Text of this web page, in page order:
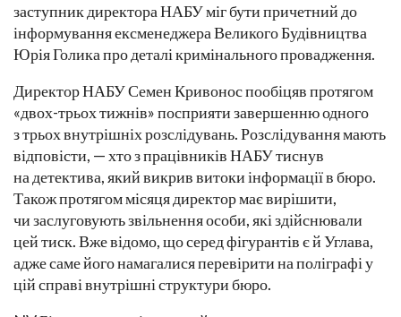
заступник директора НАБУ міг бути причетний до
інформування ексменеджера Великого Будівництва
Юрія Голика про деталі кримінального провадження.
Директор НАБУ Семен Кривонос пообіцяв протягом
«двох-трьох тижнів» посприяти завершенню одного
з трьох внутрішніх розслідувань. Розслідування мають
відповісти, — хто з працівників НАБУ тиснув
на детектива, який викрив витоки інформації в бюро.
Також протягом місяця директор має вирішити,
чи заслуговують звільнення особи, які здійснювали
цей тиск. Вже відомо, що серед фігурантів є й Углава,
адже саме його намагалися перевірити на поліграфі у
цій справі внутрішні структури бюро.